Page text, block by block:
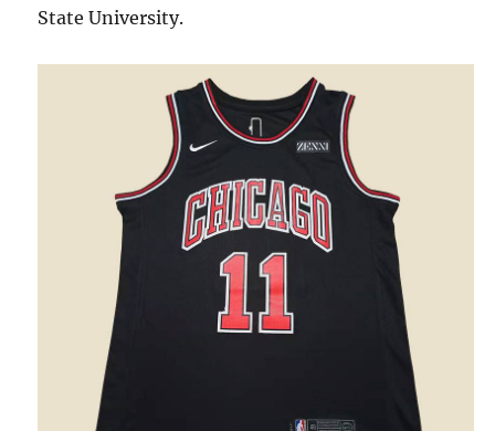
State University.